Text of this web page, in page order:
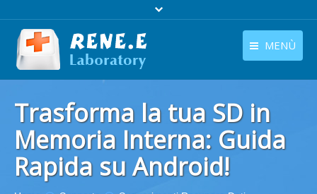
MENÙ
languages switcher
Prodotti
Scarica
Trasforma la tua SD in
Memoria Interna: Guida
Rapida su Android!